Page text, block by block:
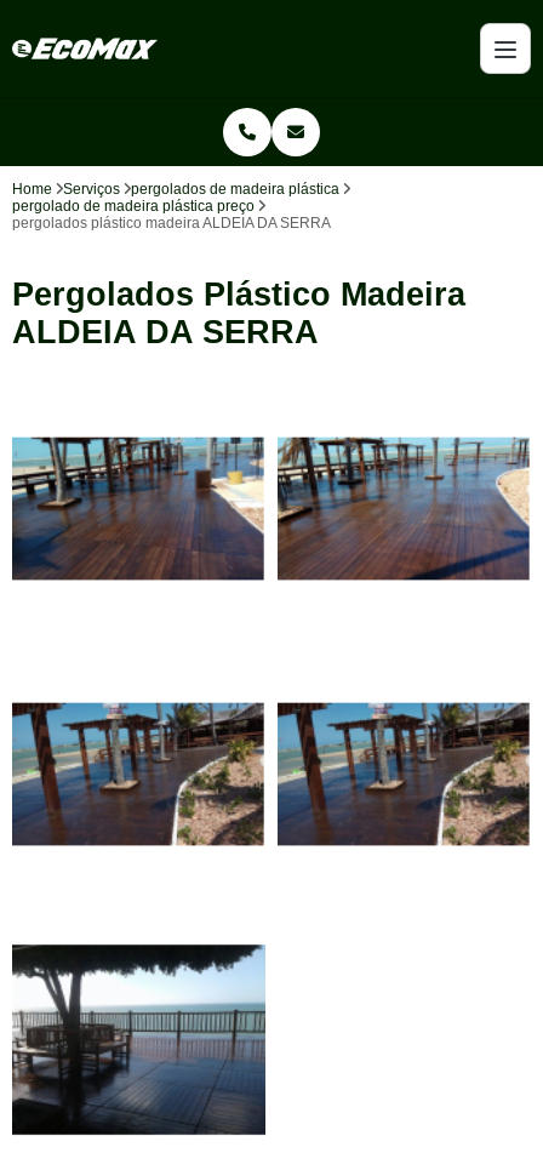
Home Serviços
pergolados de madeira plástica
pergolado de madeira plástica preço
pergolados plástico madeira ALDEIA DA SERRA
Pergolados Plástico Madeira
ALDEIA DA SERRA